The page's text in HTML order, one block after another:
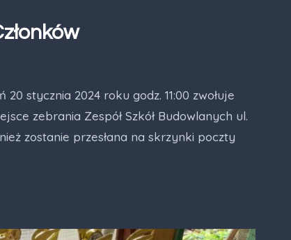
stycznia 2024 roku godz. 11:00 zwołuje
zebrania Zespół Szkół Budowlanych ul.
zostanie przesłana na skrzynki poczty